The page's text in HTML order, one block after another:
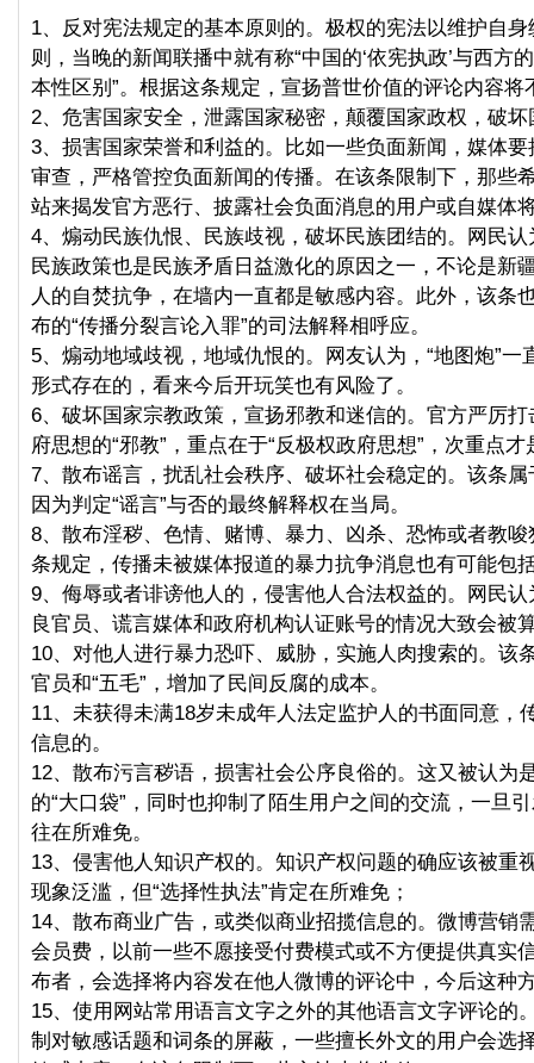
1、反对宪法规定的基本原则的。极权的宪法以维护自
则，当晚的新闻联播中就有称“中国的‘依宪执政’与西方
本性区别”。根据这条规定，宣扬普世价值的评论内容将
2、危害国家安全，泄露国家秘密，颠覆国家政权，破
3、损害国家荣誉和利益的。比如一些负面新闻，媒体
审查，严格管控负面新闻的传播。在该条限制下，那些
站来揭发官方恶行、披露社会负面消息的用户或自媒体
4、煽动民族仇恨、民族歧视，破坏民族团结的。网民
民族政策也是民族矛盾日益激化的原因之一，不论是新
人的自焚抗争，在墙内一直都是敏感内容。此外，该条
布的“传播分裂言论入罪”的司法解释相呼应。
5、煽动地域歧视，地域仇恨的。网友认为，“地图炮”一
形式存在的，看来今后开玩笑也有风险了。
6、破坏国家宗教政策，宣扬邪教和迷信的。官方严厉
府思想的“邪教”，重点在于“反极权政府思想”，次重点才
7、散布谣言，扰乱社会秩序、破坏社会稳定的。该条属
因为判定“谣言”与否的最终解释权在当局。
8、散布淫秽、色情、赌博、暴力、凶杀、恐怖或者教
条规定，传播未被媒体报道的暴力抗争消息也有可能包
9、侮辱或者诽谤他人的，侵害他人合法权益的。网民认
良官员、谎言媒体和政府机构认证账号的情况大致会被
10、对他人进行暴力恐吓、威胁，实施人肉搜索的。该
官员和“五毛”，增加了民间反腐的成本。
11、未获得未满18岁未成年人法定监护人的书面同意，
信息的。
12、散布污言秽语，损害社会公序良俗的。这又被认为
的“大口袋”，同时也抑制了陌生用户之间的交流，一旦
往在所难免。
13、侵害他人知识产权的。知识产权问题的确应该被重
现象泛滥，但“选择性执法”肯定在所难免；
14、散布商业广告，或类似商业招揽信息的。微博营销
会员费，以前一些不愿接受付费模式或不方便提供真实
布者，会选择将内容发在他人微博的评论中，今后这种
15、使用网站常用语言文字之外的其他语言文字评论的
制对敏感话题和词条的屏蔽，一些擅长外文的用户会选